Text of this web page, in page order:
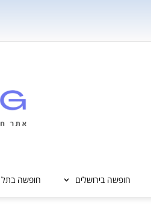
חופשה בירושלים חופשה בתל